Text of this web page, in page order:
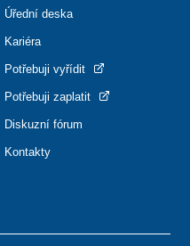
Úřední deska
Kariéra
Potřebuji vyřídit
Potřebuji zaplatit
Diskuzní fórum
Kontakty